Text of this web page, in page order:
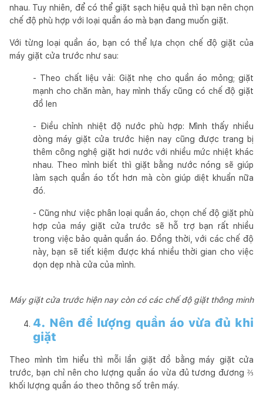
nhau. Tuy nhiên, để có thể giặt sạch hiệu quả thì bạn nên chọn
chế độ phù hợp với loại quần áo mà bạn đang muốn giặt.
Với từng loại quần áo, bạn có thể lựa chọn chế độ giặt của
máy giặt cửa trước như sau:
- Theo chất liệu vải: Giặt nhẹ cho quần áo mỏng; giặt
mạnh cho chăn màn, hay mình thấy cũng có chế độ giặt
đồ len
- Điều chỉnh nhiệt độ nước phù hợp: Mình thấy nhiều
dòng máy giặt cửa trước hiện nay cũng được trang bị
thêm công nghệ giặt hơi nước với nhiều mức nhiệt khác
nhau. Theo mình biết thì giặt bằng nước nóng sẽ giúp
làm sạch quần áo tốt hơn mà còn giúp diệt khuẩn nữa
đó.
- Cũng như việc phân loại quần áo, chọn chế độ giặt phù
hợp của máy giặt cửa trước sẽ hỗ trợ bạn rất nhiều
trong việc bảo quản quần áo. Đồng thời, với các chế độ
này, bạn sẽ tiết kiệm được khá nhiều thời gian cho việc
dọn dẹp nhà cửa của mình.
Máy giặt cửa trước hiện nay còn có các chế độ giặt thông minh
4. Nên để lượng quần áo vừa đủ khi
giặt
Theo mình tìm hiểu thì mỗi lần giặt đồ bằng máy giặt cửa
trước, bạn chỉ nên cho lượng quần áo vừa đủ tương đương ⅔
khối lượng quần áo theo thông số trên máy.